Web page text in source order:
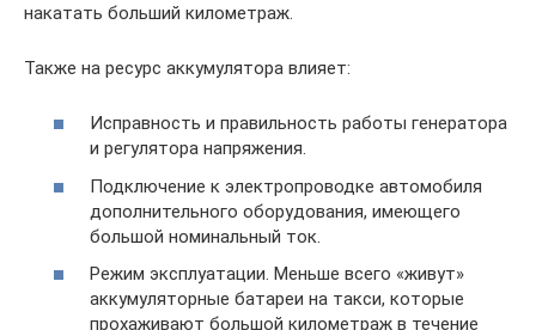
накатать больший километраж.
Также на ресурс аккумулятора влияет:
Исправность и правильность работы генератора
и регулятора напряжения.
Подключение к электропроводке автомобиля
дополнительного оборудования, имеющего
большой номинальный ток.
Режим эксплуатации. Меньше всего «живут»
аккумуляторные батареи на такси, которые
прохаживают большой километраж в течение